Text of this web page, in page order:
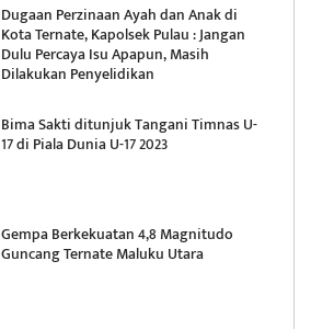
Dugaan Perzinaan Ayah dan Anak di
Kota Ternate, Kapolsek Pulau : Jangan
Dulu Percaya Isu Apapun, Masih
Dilakukan Penyelidikan
Bima Sakti ditunjuk Tangani Timnas U-
17 di Piala Dunia U-17 2023
Gempa Berkekuatan 4,8 Magnitudo
Guncang Ternate Maluku Utara